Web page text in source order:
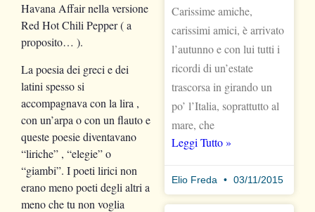
Havana Affair nella versione
Red Hot Chili Pepper ( a
proposito… ).
La poesia dei greci e dei
latini spesso si
accompagnava con la lira ,
con un’arpa o con un flauto e
queste poesie diventavano
“liriche” , “elegie” o
“giambi”. I poeti lirici non
erano meno poeti degli altri a
meno che tu non voglia
Carissime amiche,
carissimi amici, è arrivato
l’autunno e con lui tutti i
ricordi di un’estate
trascorsa in girando un
po’ l’Italia, soprattutto al
mare, che
Leggi Tutto »
Elio Freda 03/11/2015